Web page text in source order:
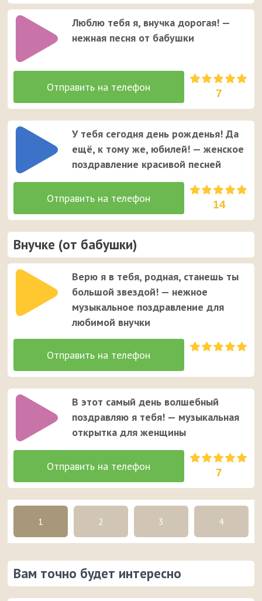
Люблю тебя я, внучка дорогая! —
нежная песня от бабушки
7
У тебя сегодня день рожденья! Да
ещё, к тому же, юбилей! — женское
поздравление красивой песней
14
Внучке (от бабушки)
Верю я в тебя, родная, станешь ты
большой звездой! — нежное
музыкальное поздравление для
любимой внучки
В этот самый день волшебный
поздравляю я тебя! — музыкальная
открытка для женщины
7
1 2 3 4
Вам точно будет интересно